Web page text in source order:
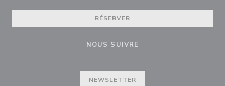
RÉSERVER
NOUS SUIVRE
NEWSLETTER